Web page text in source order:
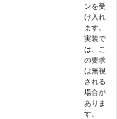
ンを受
け入れ
ます。
実装で
は、こ
の要求
は無視
される
場合が
ありま
す。